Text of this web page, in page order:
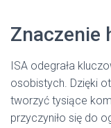
Znaczenie
ISA odegrała
osobistych. Dzięki
tworzyć tysiące
przyczyniło się do